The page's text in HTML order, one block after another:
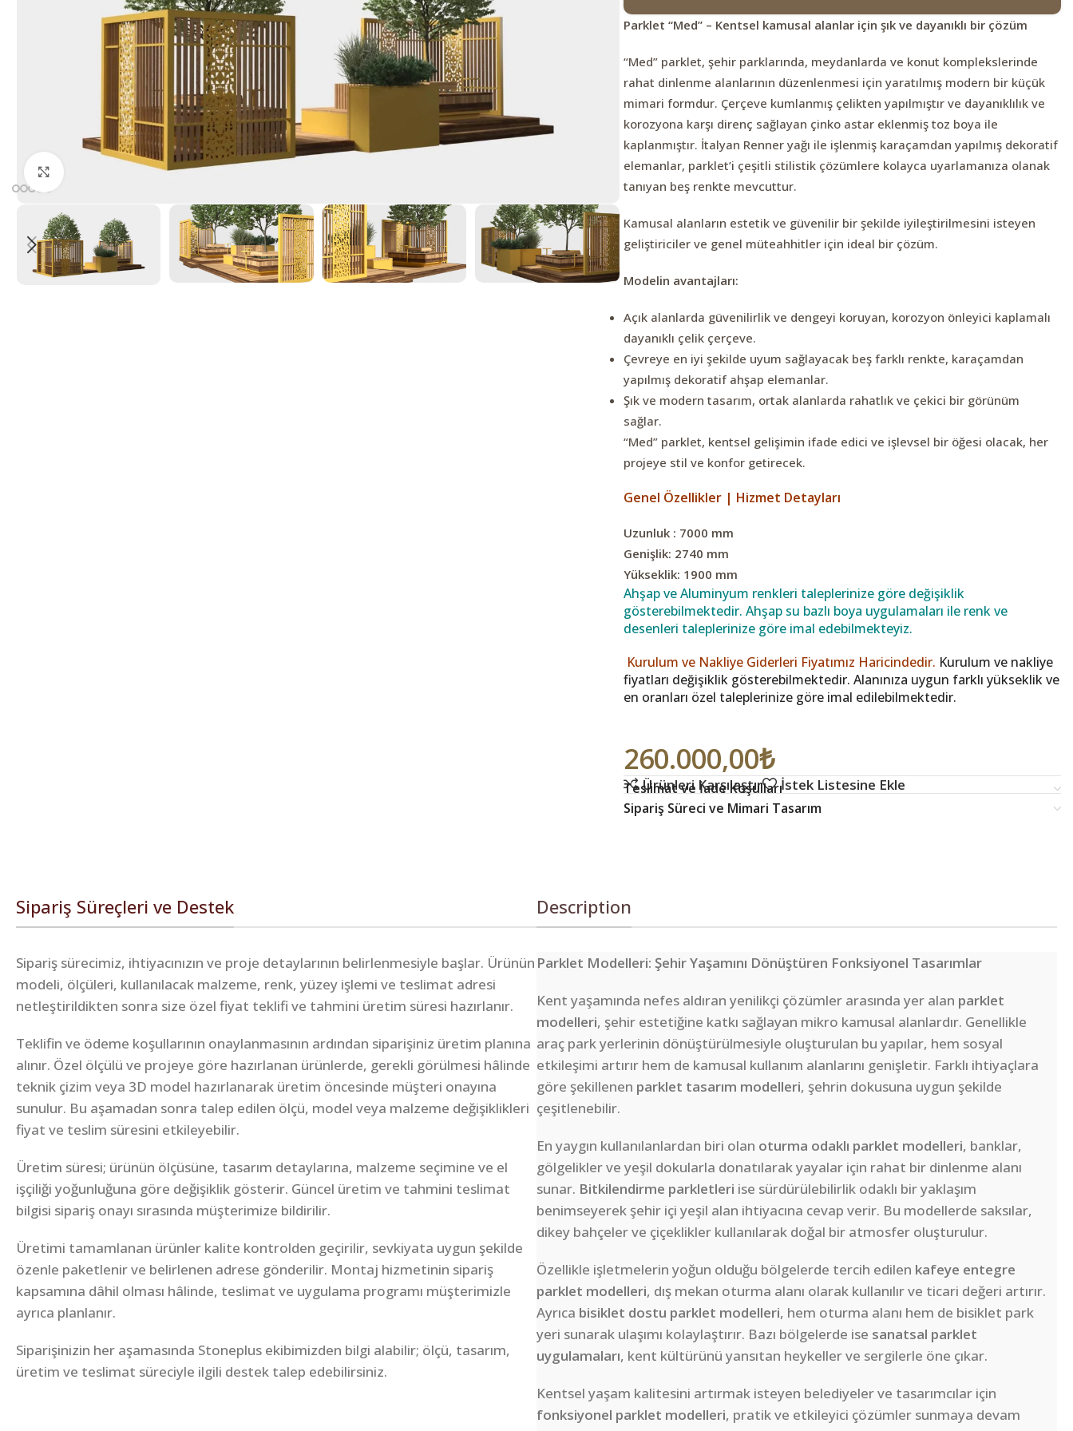
Click to enlarge
Parklet “Med” – Kentsel kamusal alanlar için şık ve dayanıklı bir çözüm
“Med” parklet, şehir parklarında, meydanlarda ve konut komplekslerinde
rahat dinlenme alanlarının düzenlenmesi için yaratılmış modern bir küçük
mimari formdur. Çerçeve kumlanmış çelikten yapılmıştır ve dayanıklılık ve
korozyona karşı direnç sağlayan çinko astar eklenmiş toz boya ile
kaplanmıştır. İtalyan Renner yağı ile işlenmiş karaçamdan yapılmış dekoratif
elemanlar, parklet’i çeşitli stilistik çözümlere kolayca uyarlamanıza olanak
tanıyan beş renkte mevcuttur.
Kamusal alanların estetik ve güvenilir bir şekilde iyileştirilmesini isteyen
geliştiriciler ve genel müteahhitler için ideal bir çözüm.
Modelin avantajları:
Açık alanlarda güvenilirlik ve dengeyi koruyan, korozyon önleyici kaplamalı
dayanıklı çelik çerçeve.
Çevreye en iyi şekilde uyum sağlayacak beş farklı renkte, karaçamdan
yapılmış dekoratif ahşap elemanlar.
Şık ve modern tasarım, ortak alanlarda rahatlık ve çekici bir görünüm
sağlar.
“Med” parklet, kentsel gelişimin ifade edici ve işlevsel bir öğesi olacak, her
projeye stil ve konfor getirecek.
Genel Özellikler | Hizmet Detayları
Uzunluk : 7000 mm
Genişlik: 2740 mm
Yükseklik: 1900 mm
Ahşap ve Aluminyum renkleri taleplerinize göre değişiklik
gösterebilmektedir. Ahşap su bazlı boya uygulamaları ile renk ve
desenleri taleplerinize göre imal edebilmekteyiz.
Kurulum ve Nakliye Giderleri Fiyatımız Haricindedir. Kurulum ve nakliye
fiyatları değişiklik gösterebilmektedir. Alanınıza uygun farklı yükseklik ve
en oranları özel taleplerinize göre imal edilebilmektedir.
260.000,00₺
Ürünleri Karşılaştır İstek Listesine Ekle
Teslimat ve İade Koşulları
Sipariş Süreci ve Mimari Tasarım
Sipariş Süreçleri ve Destek
Sipariş sürecimiz, ihtiyacınızın ve proje detaylarının belirlenmesiyle başlar. Ürünün
modeli, ölçüleri, kullanılacak malzeme, renk, yüzey işlemi ve teslimat adresi
netleştirildikten sonra size özel fiyat teklifi ve tahmini üretim süresi hazırlanır.
Teklifin ve ödeme koşullarının onaylanmasının ardından siparişiniz üretim planına
alınır. Özel ölçülü ve projeye göre hazırlanan ürünlerde, gerekli görülmesi hâlinde
teknik çizim veya 3D model hazırlanarak üretim öncesinde müşteri onayına
sunulur. Bu aşamadan sonra talep edilen ölçü, model veya malzeme değişiklikleri
fiyat ve teslim süresini etkileyebilir.
Üretim süresi; ürünün ölçüsüne, tasarım detaylarına, malzeme seçimine ve el
işçiliği yoğunluğuna göre değişiklik gösterir. Güncel üretim ve tahmini teslimat
bilgisi sipariş onayı sırasında müşterimize bildirilir.
Üretimi tamamlanan ürünler kalite kontrolden geçirilir, sevkiyata uygun şekilde
özenle paketlenir ve belirlenen adrese gönderilir. Montaj hizmetinin sipariş
kapsamına dâhil olması hâlinde, teslimat ve uygulama programı müşterimizle
ayrıca planlanır.
Siparişinizin her aşamasında Stoneplus ekibimizden bilgi alabilir; ölçü, tasarım,
üretim ve teslimat süreciyle ilgili destek talep edebilirsiniz.
Description
Parklet Modelleri: Şehir Yaşamını Dönüştüren Fonksiyonel Tasarımlar
Kent yaşamında nefes aldıran yenilikçi çözümler arasında yer alan parklet
modelleri, şehir estetiğine katkı sağlayan mikro kamusal alanlardır. Genellikle
araç park yerlerinin dönüştürülmesiyle oluşturulan bu yapılar, hem sosyal
etkileşimi artırır hem de kamusal kullanım alanlarını genişletir. Farklı ihtiyaçlara
göre şekillenen parklet tasarım modelleri, şehrin dokusuna uygun şekilde
çeşitlenebilir.
En yaygın kullanılanlardan biri olan oturma odaklı parklet modelleri, banklar,
gölgelikler ve yeşil dokularla donatılarak yayalar için rahat bir dinlenme alanı
sunar. Bitkilendirme parkletleri ise sürdürülebilirlik odaklı bir yaklaşım
benimseyerek şehir içi yeşil alan ihtiyacına cevap verir. Bu modellerde saksılar,
dikey bahçeler ve çiçeklikler kullanılarak doğal bir atmosfer oluşturulur.
Özellikle işletmelerin yoğun olduğu bölgelerde tercih edilen kafeye entegre
parklet modelleri, dış mekan oturma alanı olarak kullanılır ve ticari değeri artırır.
Ayrıca bisiklet dostu parklet modelleri, hem oturma alanı hem de bisiklet park
yeri sunarak ulaşımı kolaylaştırır. Bazı bölgelerde ise sanatsal parklet
uygulamaları, kent kültürünü yansıtan heykeller ve sergilerle öne çıkar.
Kentsel yaşam kalitesini artırmak isteyen belediyeler ve tasarımcılar için
fonksiyonel parklet modelleri, pratik ve etkileyici çözümler sunmaya devam